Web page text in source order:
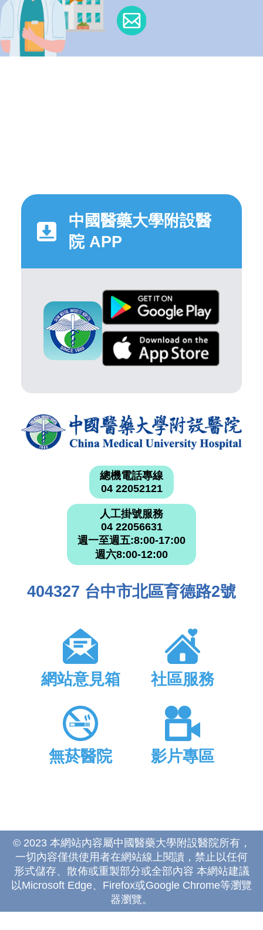
中國醫藥大學附設醫
院 APP
總機電話專線
04 22052121
人工掛號服務
04 22056631
週一至週五:8:00-17:00
週六8:00-12:00
404327 台中市北區育德路2號
網站意見箱 社區服務
無菸醫院 影片專區
© 2023 本網站內容屬中國醫藥大學附設醫院所有，
一切內容僅供使用者在網站線上閱讀，禁止以任何
形式儲存、散佈或重製部分或全部內容 本網站建議
以Microsoft Edge、Firefox或Google Chrome等瀏覽
器瀏覽。